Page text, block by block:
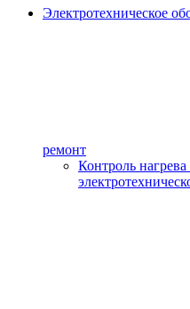
Электротехническое
ремонт
Контроль нагрева